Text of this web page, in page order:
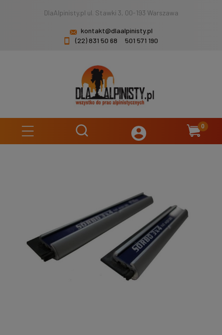
DlaAlpinisty.pl ul. Stawki 3, 00-193 Warszawa
kontakt@dlaalpinisty.pl
(22) 831 50 68
501 571 190